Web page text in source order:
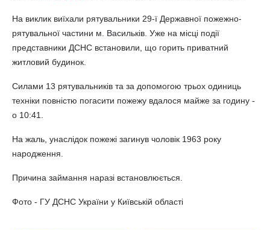
На виклик виїхали рятувальники 29-ї Державної пожежно-
рятувальної частини м. Васильків. Уже на місці події
представники ДСНС встановили, що горить приватний
житловий будинок.
Силами 13 рятувальників та за допомогою трьох одиниць
техніки повністю погасити пожежу вдалося майже за годину -
о 10:41.
На жаль, унаслідок пожежі загинув чоловік 1963 року
народження.
Причина займання наразі встановлюється.
Фото - ГУ ДСНС України у Київській області